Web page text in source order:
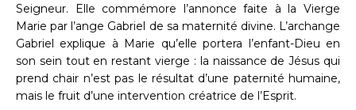
Seigneur. Elle commémore l’annonce faite à la Vierge
Marie par l’ange Gabriel de sa maternité divine. L’archange
Gabriel explique à Marie qu’elle portera l’enfant-Dieu en
son sein tout en restant vierge : la naissance de Jésus qui
prend chair n’est pas le résultat d’une paternité humaine,
mais le fruit d’une intervention créatrice de l’Esprit.